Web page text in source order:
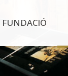
FUNDACIÓ